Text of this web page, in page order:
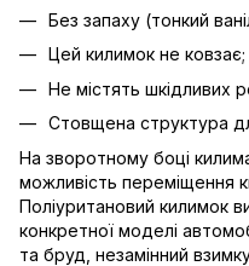
Без запаху (тонкий
Цей килимок не ковзає;
Не містять шкідливих
Стовщена структура
На зворотному боці
можливість переміщення
Поліуритановий килимок
конкретної моделі
та бруд, незамінний